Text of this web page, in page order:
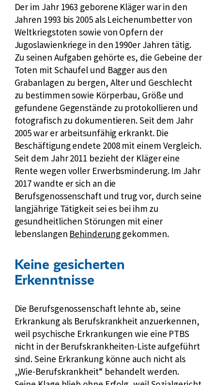
h
t
Der im Jahr 1963 geborene Kläger war in den
Jahren 1993 bis 2005 als Leichenumbetter von
Weltkriegstoten sowie von Opfern der
Jugoslawienkriege in den 1990er Jahren tätig.
Zu seinen Aufgaben gehörte es, die Gebeine der
Toten mit Schaufel und Bagger aus den
Grabanlagen zu bergen, Alter und Geschlecht
zu bestimmen sowie Körperbau, Größe und
gefundene Gegenstände zu protokollieren und
fotografisch zu dokumentieren. Seit dem Jahr
2005 war er arbeitsunfähig erkrankt. Die
Beschäftigung endete 2008 mit einem Vergleich.
Seit dem Jahr 2011 bezieht der Kläger eine
Rente wegen voller Erwerbsminderung. Im Jahr
2017 wandte er sich an die
Berufsgenossenschaft und trug vor, durch seine
langjährige Tätigkeit sei es bei ihm zu
gesundheitlichen Störungen mit einer
lebenslangen Behinderunggekommen.
Keine gesicherten
Erkenntnisse
Die Berufsgenossenschaft lehnte ab, seine
Erkrankung als Berufskrankheit anzuerkennen,
weil psychische Erkrankungen wie eine PTBS
nicht in der Berufskrankheiten-Liste aufgeführt
sind. Seine Erkrankung könne auch nicht als
„Wie-Berufskrankheit“ behandelt werden.